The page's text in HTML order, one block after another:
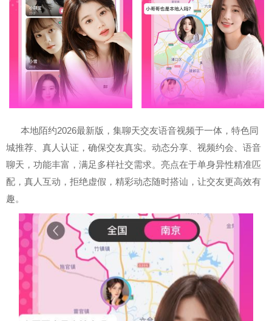
本地陌约2026最新版，集聊天交友语音视频于一体，特色同
城推荐、真人认证，确保交友真实。动态分享、视频约会、语音
聊天，功能丰富，满足多样社交需求。亮点在于单身异性精准匹
配，真人互动，拒绝虚假，精彩动态随时搭讪，让交友更高效有
趣。